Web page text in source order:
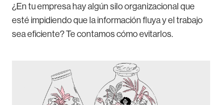
¿En tu empresa hay algún silo organizacional que
esté impidiendo que la información fluya y el trabajo
sea eficiente? Te contamos cómo evitarlos.